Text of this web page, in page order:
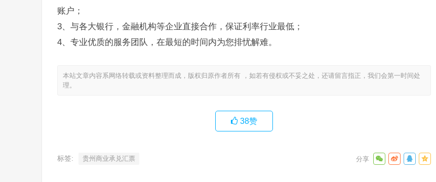
账户；
3、与各大银行，金融机构等企业直接合作，保证利率行业最低；
4、专业优质的服务团队，在最短的时间内为您排忧解难。
本站文章内容系网络转载或资料整理而成，版权归原作者所有 ，如若有侵权或不妥之处，还请留言指正，我们会第一时间处
理。
38赞
标签: 贵州商业承兑汇票